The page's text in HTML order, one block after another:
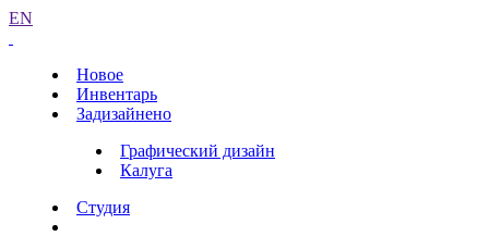
EN
Новое
Инвентарь
Задизайнено
Графический дизайн
Калуга
Студия